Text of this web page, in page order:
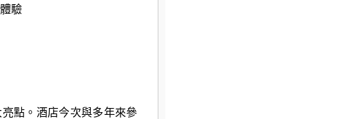
驗
點。酒店今次與多年來參